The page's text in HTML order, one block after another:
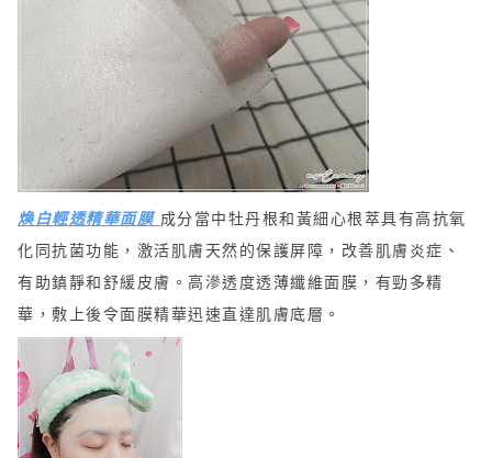
煥白輕透精華面膜 成分當中 牡丹根和黃細心根萃具有高抗氧
化同抗菌功能 ， 激活肌膚天然的保護屏障，改善肌膚炎症、
有助鎮靜和舒緩皮膚 。 高 滲透度透薄纖維面膜 ，有勁多精
華， 敷上後令面膜精華迅速直達肌膚底層 。